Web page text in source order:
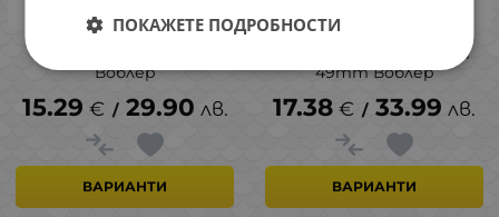
Воблер
15.29 € / 29.90 лв.
ВАРИАНТИ
Lucky Craft Fat CB BDS1
49mm Воблер
17.38 € / 33.99 лв.
ВАРИАНТИ
ПОКАЖЕТЕ ПОДРОБНОСТИ